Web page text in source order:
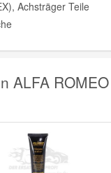
Achsträger Teile
ALFA ROMEO